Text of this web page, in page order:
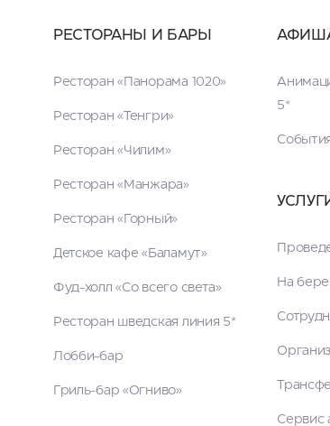
РЕСТОРАНЫ И БАРЫ
Ресторан «Панорама 1020»
Ресторан «Тенгри»
Ресторан «Чилим»
Ресторан «Манжара»
Ресторан «Горный»
Детское кафе «Баламут»
Фуд-холл «Со всего света»
Ресторан шведская линия 5*
Лобби-бар
Гриль-бар «Огниво»
5*
На
Сервис